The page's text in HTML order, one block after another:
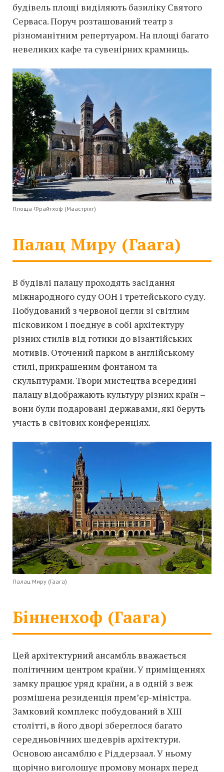
будівель площі виділяють базиліку Святого
Серваса. Поруч розташований театр з
різноманітним репертуаром. На площі багато
невеликих кафе та сувенірних крамниць.
Площа Фрайтхоф (Маастріхт)
Палац Миру (Гаага)
В будівлі палацу проходять засідання
міжнародного суду ООН і третейського суду.
Побудований з червоної цегли зі світлим
пісковиком і поєднує в собі архітектуру
різних стилів від готики до візантійських
мотивів. Оточений парком в англійському
стилі, прикрашеним фонтаном та
скульптурами. Твори мистецтва всередині
палацу відображають культуру різних країн –
вони були подаровані державами, які беруть
участь в світових конференціях.
Палац Миру (Гаага)
Бінненхоф (Гаага)
Цей архітектурний ансамбль вважається
політичним центром країни. У приміщеннях
замку працює уряд країни, а в одній з веж
розмішена резиденція прем’єр-міністра.
Замковий комплекс побудований в XIII
столітті, в його дворі збереглося багато
середньовічних шедеврів архітектури.
Основою ансамблю є Ріддерзаал. У ньому
щорічно виголошує промову монарх перед